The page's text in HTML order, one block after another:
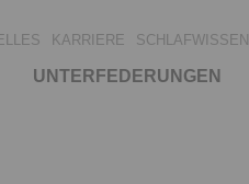
KARRIERE SCHLAFWISSEN
UNTERFEDERUNGEN